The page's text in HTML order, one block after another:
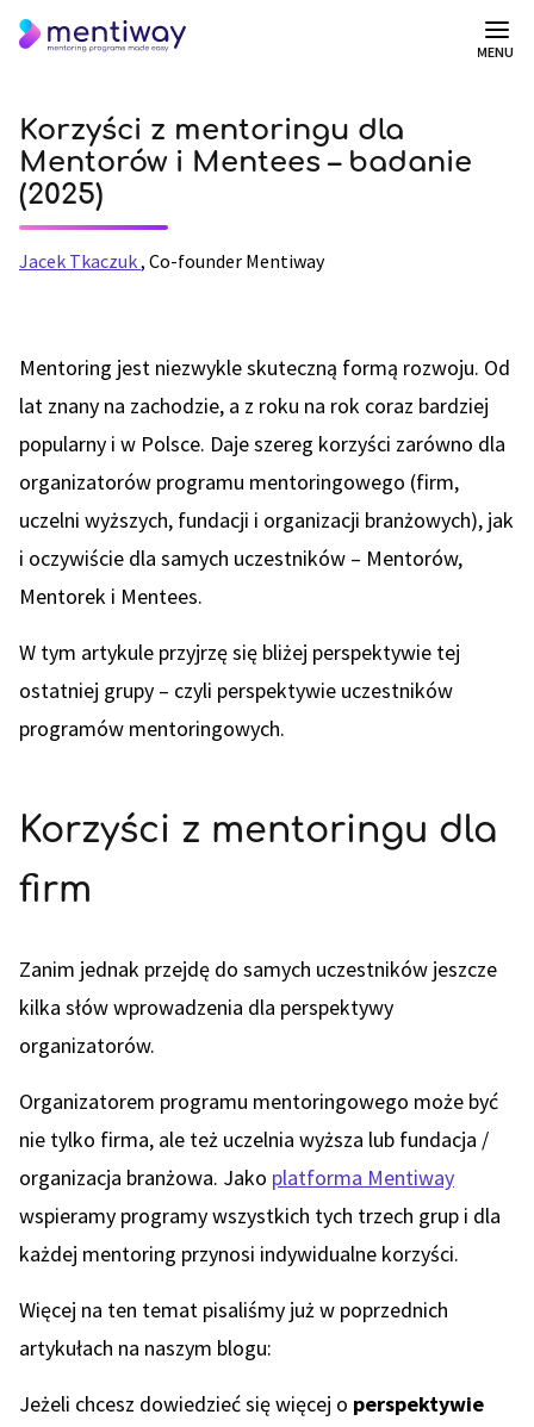
MENU
Korzyści z mentoringu dla
Mentorów i Mentees – badanie
(2025)
Jacek Tkaczuk, Co-founder Mentiway
Mentoring jest niezwykle skuteczną formą rozwoju. Od
lat znany na zachodzie, a z roku na rok coraz bardziej
popularny i w Polsce. Daje szereg korzyści zarówno dla
organizatorów programu mentoringowego (firm,
uczelni wyższych, fundacji i organizacji branżowych), jak
i oczywiście dla samych uczestników – Mentorów,
Mentorek i Mentees.
W tym artykule przyjrzę się bliżej perspektywie tej
ostatniej grupy – czyli perspektywie uczestników
programów mentoringowych.
Korzyści z mentoringu dla
firm
Zanim jednak przejdę do samych uczestników jeszcze
kilka słów wprowadzenia dla perspektywy
organizatorów.
Organizatorem programu mentoringowego może być
nie tylko firma, ale też uczelnia wyższa lub fundacja /
organizacja branżowa. Jako platforma Mentiway
wspieramy programy wszystkich tych trzech grup i dla
każdej mentoring przynosi indywidualne korzyści.
Więcej na ten temat pisaliśmy już w poprzednich
artykułach na naszym blogu:
Jeżeli chcesz dowiedzieć się więcej o perspektywie